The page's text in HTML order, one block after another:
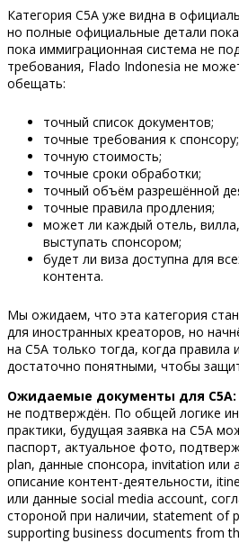
Категория C5A уже видна в
но полные официальные детали
пока иммиграционная система не
требования, Flado Indonesia не
обещать:
точный список документов;
точные требования к спонсору;
точную стоимость;
точные сроки обработки;
точный объём разрешённой
точные правила продления;
может ли каждый отель,
выступать спонсором;
будет ли виза доступна для
контента.
Мы ожидаем, что эта категория
для иностранных креаторов, но
на C5A только тогда, когда правила
достаточно понятными, чтобы
Ожидаемые документы для C5A:
не подтверждён. По общей логике
практики, будущая заявка на C5A
паспорт, актуальное фото,
plan, данные спонсора, invitation или
описание контент-деятельности,
или данные social media account,
стороной при наличии, statement of
supporting business documents from